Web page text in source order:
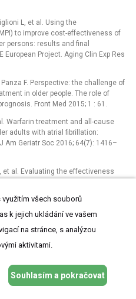
L, et al. Using the
to improve cost-effectiveness of
persons: results and final
European Project. Aging Clin Exp Res
F. Perspective: the challenge of
in older people. The role of
Front Med 2015; 1 : 61.
Warfarin treatment and all-cause
adults with atrial fibrillation:
Geriatr Soc 2016; 64(7): 1416–
et al. Evaluating the effectiveness
with atrial fibrillation—EUROSAF.
et al. Development and validation of
one-year mortality from
S. Fibrilace síní. Doporučené
využitím všech souborů
k jejich ukládání ve vašem
na stránce, s analýzou
aktivitami.
Souhlasím a pokračovat